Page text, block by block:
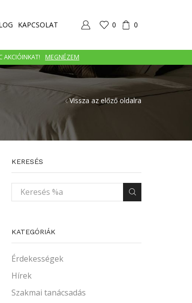
KAPCSOLAT 0 0
AKCIÓINKAT! MEGNÉZEM
Vissza az előző oldalra
KERESÉS
KATEGÓRIÁK
Érdekességek
Hírek
Szakmai tanácsadás